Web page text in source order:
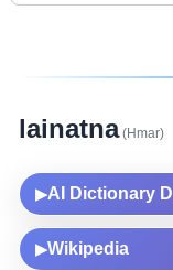
lainatna(Hmar)
▶AI Dictionary
▶Wikipedia